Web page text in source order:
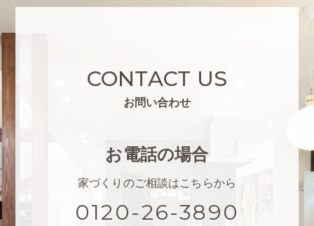
CONTACT US
お問い合わせ
お電話の場合
家づくりのご相談はこちらから
0120-26-3890